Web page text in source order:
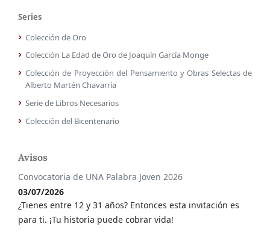
Series
Colección de Oro
Colección La Edad de Oro de Joaquín García Monge
Colección de Proyección del Pensamiento y Obras Selectas de
Alberto Martén Chavarría
Serie de Libros Necesarios
Colección del Bicentenario
Avisos
Convocatoria de UNA Palabra Joven 2026
03/07/2026
¿Tienes entre 12 y 31 años? Entonces esta invitación es
para ti. ¡Tu historia puede cobrar vida!